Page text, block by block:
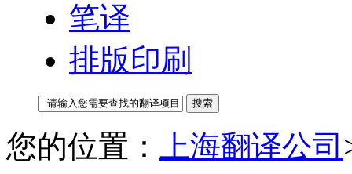
笔译
排版印刷
您的位置： 上海翻译公司